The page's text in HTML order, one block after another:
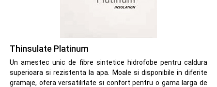
Thinsulate Platinum
Un amestec unic de fibre sintetice hidrofobe pentru caldura
superioara si rezistenta la apa. Moale si disponibile in diferite
gramaje, ofera versatilitate si confort pentru o gama larga de